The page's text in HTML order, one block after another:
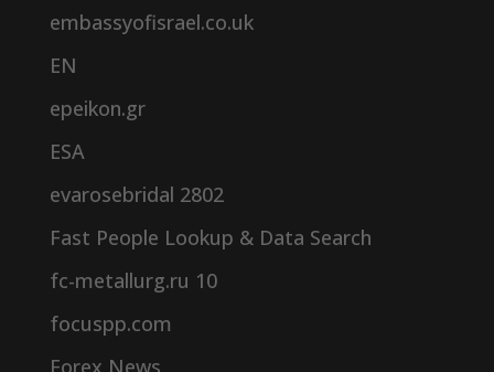
embassyofisrael.co.uk
EN
epeikon.gr
ESA
evarosebridal 2802
Fast People Lookup & Data Search
fc-metallurg.ru 10
focuspp.com
Forex News